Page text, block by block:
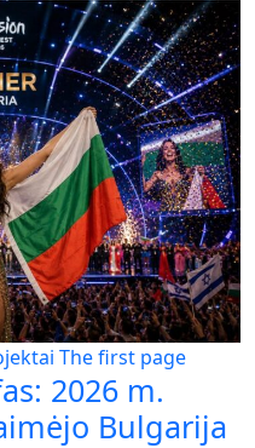
The first page
2026 m.
Bulgarija